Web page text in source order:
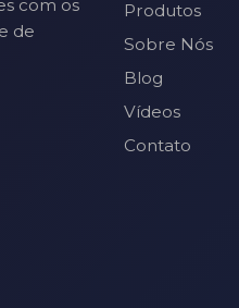
com os
de
Produtos
Sobre Nós
Blog
Vídeos
Contato